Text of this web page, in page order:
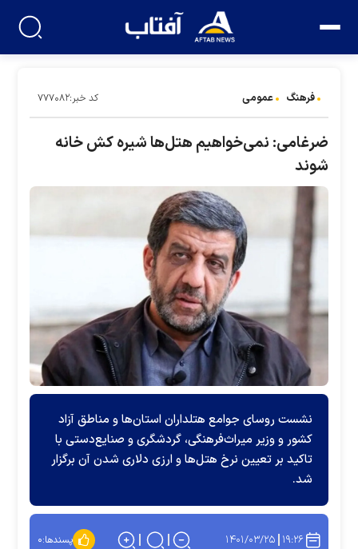
فرهنگ عمومی کد خبر:۷۷۷۰۸۲
ضرغامی: نمی‌خواهیم هتل‌ها شیره کش خانه
شوند
نشست روسای جوامع هتلداران استان‌ها و مناطق آزاد
کشور و وزیر میراث‌فرهنگی، گردشگری و صنایع‌دستی با
تاکید بر تعیین نرخ هتل‌ها و ارزی دلاری شدن آن برگزار
شد.
۱۹:۲۶ ۱۴۰۱/۰۳/۲۵ پسندها:۰